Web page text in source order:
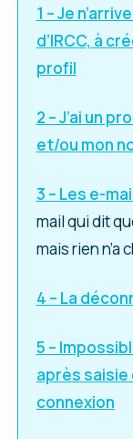
1 – Je
d’IRCC, à
profil
2 – J’ai un
et/ou mon
3 – Les e-
mail qui dit
mais rien n’a
4 – La
5 –
après
connexion